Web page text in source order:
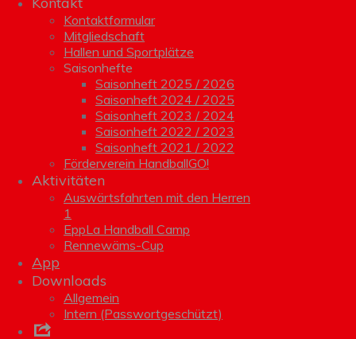
Kontaktformular
Mitgliedschaft
Hallen und Sportplätze
Saisonhefte
Saisonheft 2025 / 2026
Saisonheft 2024 / 2025
Saisonheft 2023 / 2024
Saisonheft 2022 / 2023
Saisonheft 2021 / 2022
Förderverein HandballGO!
Aktivitäten
Auswärtsfahrten mit den Herren
1
EppLa Handball Camp
Rennewäms-Cup
App
Downloads
Allgemein
Intern (Passwortgeschützt)